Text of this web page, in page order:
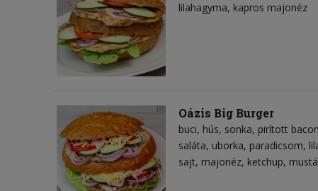
lilahagyma kapros majonéz
Oázis Big Burger
buci hús sonka pirított bacon
saláta uborka paradicsom
sajt majonéz ketchup